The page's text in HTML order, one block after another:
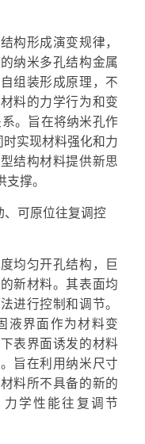
形成演变规律，
纳米多孔结构金属
组装形成原理，不
料的力学行为和变
。旨在将纳米孔作
实现材料强化和力
结构材料提供新思
支撑。
可原位往复调控
均匀开孔结构，巨
新材料。其表面均
进行控制和调节。
液界面作为材料变
表界面诱发的材料
旨在利用纳米尺寸
料所不具备的新的
学性能往复调节